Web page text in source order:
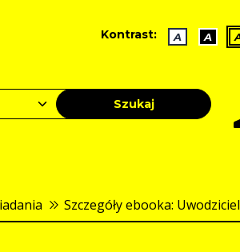
Kontrast: A A
Szukaj
Szczegóły ebooka: Uwodziciel